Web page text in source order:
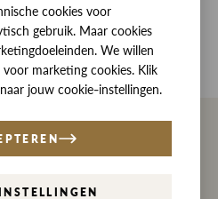
cookies voor
gebruik. Maar cookies
We willen
marketing cookies. Klik
jouw cookie-instellingen.